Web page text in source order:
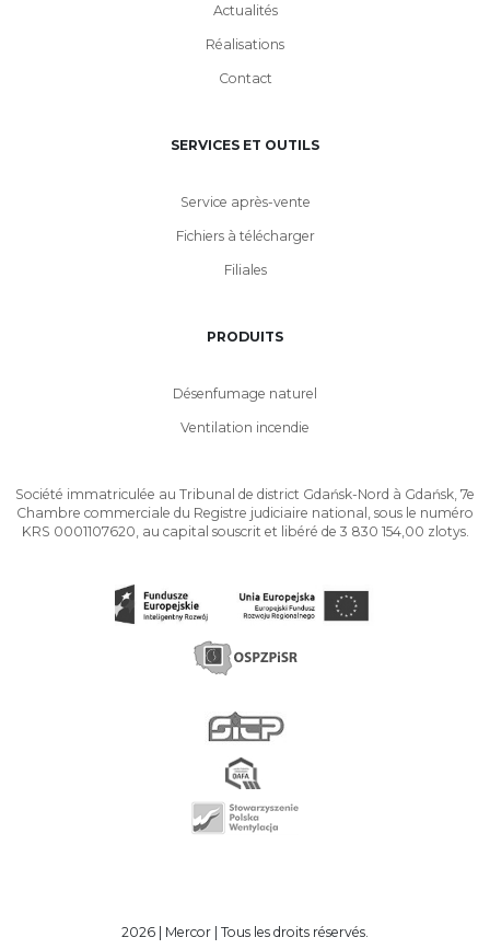
Actualités
Réalisations
Contact
SERVICES ET OUTILS
Service après-vente
Fichiers à télécharger
Filiales
PRODUITS
Désenfumage naturel
Ventilation incendie
Société immatriculée au Tribunal de district Gdańsk-Nord à Gdańsk, 7e
Chambre commerciale du Registre judiciaire national, sous le numéro
KRS 0001107620, au capital souscrit et libéré de 3 830 154,00 zlotys.
2026 | Mercor | Tous les droits réservés.